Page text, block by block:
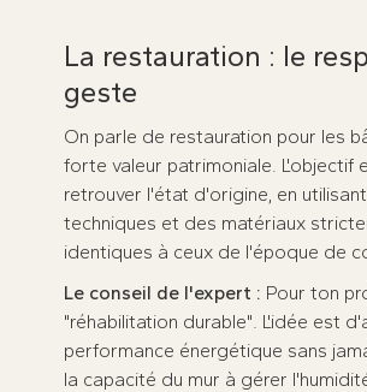
La restauration : le
geste
On parle de restauration pour les
forte valeur patrimoniale. L'objectif
retrouver l'état d'origine, en
techniques et des matériaux
identiques à ceux de l'époque de
Le conseil de l'expert : Pour ton
"réhabilitation durable". L'idée est
performance énergétique sans
la capacité du mur à gérer